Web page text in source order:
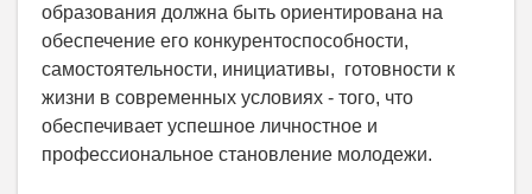
образования должна быть ориентирована на
обеспечение его конкурентоспособности,
самостоятельности, инициативы, готовности к
жизни в современных условиях - того, что
обеспечивает успешное личностное и
профессиональное становление молодежи.